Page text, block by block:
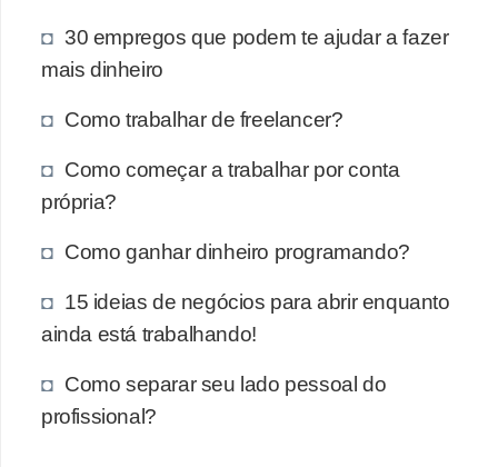
30 empregos que podem te ajudar a fazer
mais dinheiro
Como trabalhar de freelancer?
Como começar a trabalhar por conta
própria?
Como ganhar dinheiro programando?
15 ideias de negócios para abrir enquanto
ainda está trabalhando!
Como separar seu lado pessoal do
profissional?